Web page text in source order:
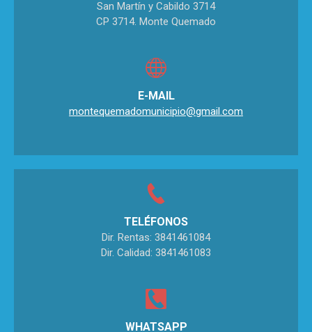
San Martín y Cabildo 3714
CP 3714. Monte Quemado
E-MAIL
montequemadomunicipio@gmail.com
TELÉFONOS
Dir. Rentas: 3841461084
Dir. Calidad: 3841461083
WHATSAPP